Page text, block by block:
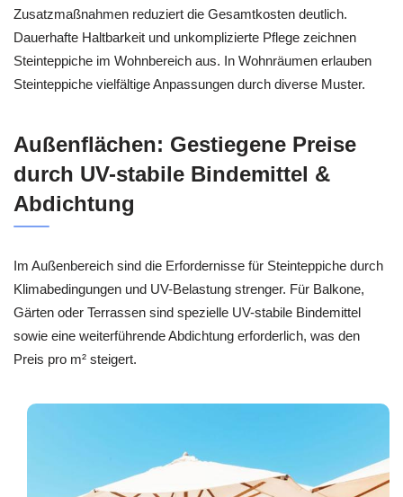
Zusatzmaßnahmen reduziert die Gesamtkosten deutlich.
Dauerhafte Haltbarkeit und unkomplizierte Pflege zeichnen
Steinteppiche im Wohnbereich aus. In Wohnräumen erlauben
Steinteppiche vielfältige Anpassungen durch diverse Muster.
Außenflächen: Gestiegene Preise
durch UV-stabile Bindemittel &
Abdichtung
Im Außenbereich sind die Erfordernisse für Steinteppiche durch
Klimabedingungen und UV-Belastung strenger. Für Balkone,
Gärten oder Terrassen sind spezielle UV-stabile Bindemittel
sowie eine weiterführende Abdichtung erforderlich, was den
Preis pro m² steigert.